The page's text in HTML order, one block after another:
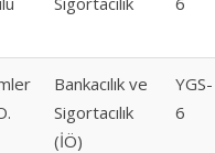
Bankacılık ve
Sigortacılık
(İÖ)
YGS-
6